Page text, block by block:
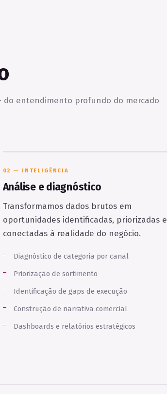
entendimento profundo do mercado
02 — INTELIGÊNCIA
Análise e diagnóstico
Transformamos dados brutos em
oportunidades identificadas, priorizadas e
conectadas à realidade do negócio.
Diagnóstico de categoria por canal
Priorização de sortimento
Identificação de gaps de execução
Construção de narrativa comercial
Dashboards e relatórios estratégicos